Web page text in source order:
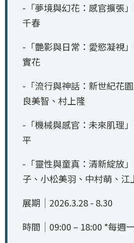
-「夢境與幻花：感官擴張
千春
-「艷影與日常：愛慾凝視
實花
-「流行與神話：新世紀花
良美智、村上隆
-「機械與感官：未來肌理
平
-「靈性與童真：清新綻放
子、小松美羽、中村萌、江
展期｜2026.3.28 - 8.30
時間｜09:00 – 18:00 *每週